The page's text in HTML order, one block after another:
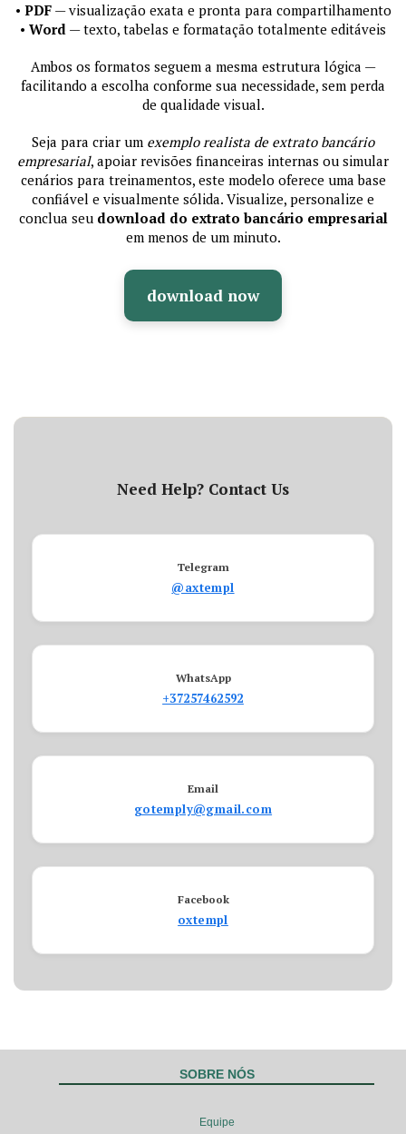
• PDF— visualização exata e pronta para compartilhamento
• Word — texto, tabelas e formatação totalmente editáveis
Ambos os formatos seguem a mesma estrutura lógica —
facilitando a escolha conforme sua necessidade, sem perda
de qualidade visual.
Seja para criar um exemplo realista de extrato bancário
empresarial, apoiar revisões financeiras internas ou simular
cenários para treinamentos, este modelo oferece uma base
confiável e visualmente sólida. Visualize, personalize e
conclua seu download do extrato bancário empresarial
em menos de um minuto.
download now
Need Help? Contact Us
Telegram
@axtempl
WhatsApp
+37257462592
Email
gotemply@gmail.com
Facebook
oxtempl
SOBRE NÓS
Equipe